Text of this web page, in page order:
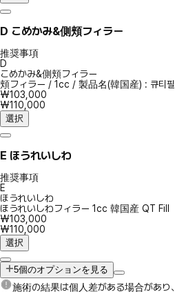
D こめかみ&側頬フィラー
推奨事項
D
こめかみ&側頬フィラー
頬フィラー / 1cc / 製品名(韓国産) : 큐티필
₩103,000
₩110,000
選択
E ほうれいしわ
推奨事項
E
ほうれいしわ
ほうれいしわフィラー 1cc 韓国産 QT Fill
₩103,000
₩110,000
選択
5個のオプションを見る
施術の結果は個人差がある場合があり、